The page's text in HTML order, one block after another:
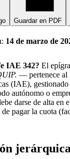
Guardar en PDF
14 de marzo de
IAE 342? El
— pertenece al
(IAE),
autónomo o
darse de alta en
de pagar la cuota
jerárquica